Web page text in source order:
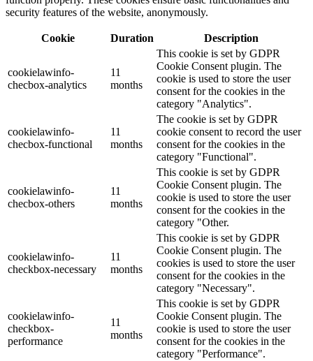
security features of the website, anonymously.
Cookie Duration Description
cookielawinfo-
checbox-analytics
11
months
This cookie is set by GDPR
Cookie Consent plugin. The
cookie is used to store the user
consent for the cookies in the
category "Analytics".
cookielawinfo-
checbox-functional
11
months
The cookie is set by GDPR
cookie consent to record the user
consent for the cookies in the
category "Functional".
cookielawinfo-
checbox-others
11
months
This cookie is set by GDPR
Cookie Consent plugin. The
cookie is used to store the user
consent for the cookies in the
category "Other.
cookielawinfo-
checkbox-necessary
11
months
This cookie is set by GDPR
Cookie Consent plugin. The
cookies is used to store the user
consent for the cookies in the
category "Necessary".
cookielawinfo-
checkbox-
performance
11
months
This cookie is set by GDPR
Cookie Consent plugin. The
cookie is used to store the user
consent for the cookies in the
category "Performance".